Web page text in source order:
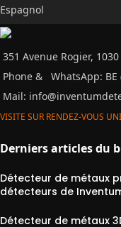
Espagnol
351 Avenue Rogier,
Phone &
WhatsApp: BE
Mail:
VISITE SUR RENDEZ-VOUS
Derniers articles du
Détecteur de métaux
détecteurs de
Détecteur de métaux